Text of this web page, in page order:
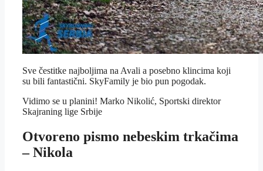
Sve čestitke najboljima na Avali a posebno klincima koji
su bili fantastični. SkyFamily je bio pun pogodak.
Vidimo se u planini! Marko Nikolić, Sportski direktor
Skajraning lige Srbije
Otvoreno pismo nebeskim trkačima
– Nikola